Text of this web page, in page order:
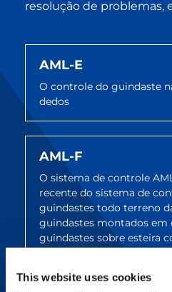
This website uses cookies
resolução de problemas,
AML-E
O controle do guindaste
dedos
AML-F
O sistema de controle
recente do sistema de
guindastes todo terreno
guindastes montados em
guindastes sobre esteira